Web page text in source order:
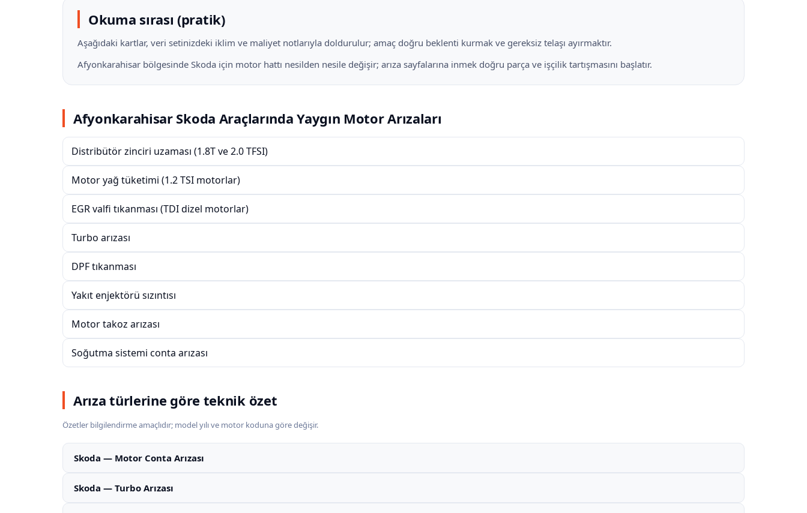
Okuma sırası (pratik)
Aşağıdaki kartlar, veri setinizdeki iklim ve maliyet notlarıyla doldurulur; amaç doğru beklenti kurmak ve gereksiz telaşı ayırmaktır.
Afyonkarahisar bölgesinde Skoda için motor hattı nesilden nesile değişir; arıza sayfalarına inmek doğru parça ve işçilik tartışmasını başlatır.
Afyonkarahisar Skoda Araçlarında Yaygın Motor Arızaları
Distribütör zinciri uzaması (1.8T ve 2.0 TFSI)
Motor yağ tüketimi (1.2 TSI motorlar)
EGR valfi tıkanması (TDI dizel motorlar)
Turbo arızası
DPF tıkanması
Yakıt enjektörü sızıntısı
Motor takoz arızası
Soğutma sistemi conta arızası
Arıza türlerine göre teknik özet
Özetler bilgilendirme amaçlıdır; model yılı ve motor koduna göre değişir.
Skoda — Motor Conta Arızası
Skoda — Turbo Arızası